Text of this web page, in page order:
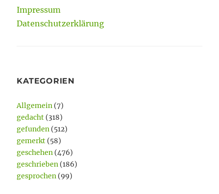
Impressum
Datenschutzerklärung
KATEGORIEN
Allgemein (7)
gedacht (318)
gefunden (512)
gemerkt (58)
geschehen (476)
geschrieben (186)
gesprochen (99)